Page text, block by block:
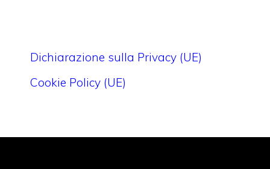
Dichiarazione sulla Privacy (UE)
Cookie Policy (UE)